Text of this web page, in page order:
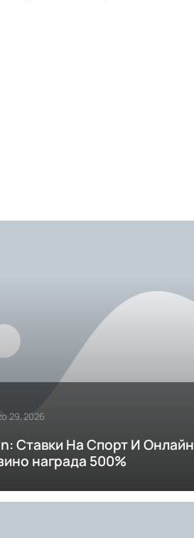
29, 2026
Ставки На Cпорт И Онлайн
награда 500%